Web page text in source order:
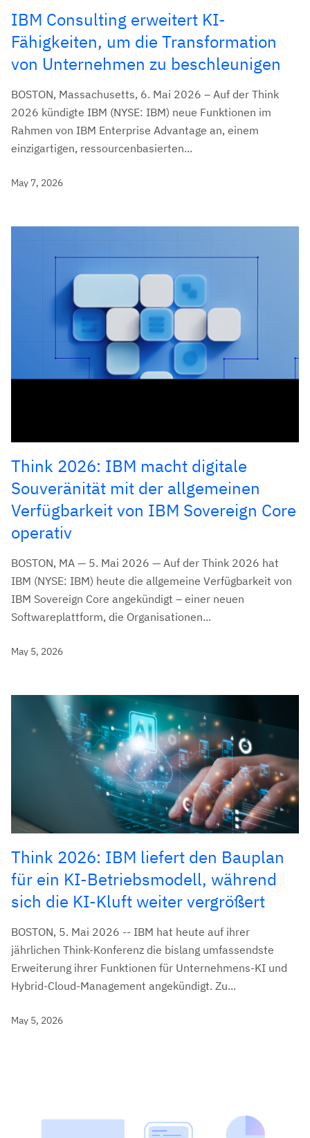
IBM Consulting erweitert KI-
Fähigkeiten, um die Transformation
von Unternehmen zu beschleunigen
BOSTON, Massachusetts, 6. Mai 2026 – Auf der Think
2026 kündigte IBM (NYSE: IBM) neue Funktionen im
Rahmen von IBM Enterprise Advantage an, einem
einzigartigen, ressourcenbasierten...
May 7, 2026
Think 2026: IBM macht digitale
Souveränität mit der allgemeinen
Verfügbarkeit von IBM Sovereign Core
operativ
BOSTON, MA — 5. Mai 2026 — Auf der Think 2026 hat
IBM (NYSE: IBM) heute die allgemeine Verfügbarkeit von
IBM Sovereign Core angekündigt – einer neuen
Softwareplattform, die Organisationen...
May 5, 2026
Think 2026: IBM liefert den Bauplan
für ein KI-Betriebsmodell, während
sich die KI-Kluft weiter vergrößert
BOSTON, 5. Mai 2026 -- IBM hat heute auf ihrer
jährlichen Think-Konferenz die bislang umfassendste
Erweiterung ihrer Funktionen für Unternehmens-KI und
Hybrid-Cloud-Management angekündigt. Zu...
May 5, 2026